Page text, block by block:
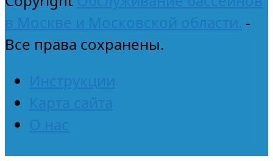
в Москве и Московской области. -
Все права сохранены.
Инструкции
Карта сайта
О нас